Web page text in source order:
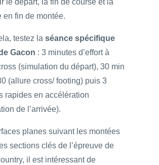
le départ, la fin de course et la
en fin de montée.
testez la séance spécifique
Gacon : 3 minutes d’effort à
(simulation du départ), 30 min
(allure cross/ footing) puis 3
rapides en accélération
de l’arrivée).
planes suivant les montées
sections clés de l’épreuve de
il est intéressant de